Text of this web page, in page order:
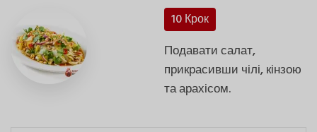
10 Крок
Подавати салат,
прикрасивши чілі, кінзою
та арахісом.